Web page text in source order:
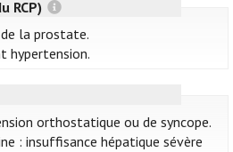
RCP)
la prostate.
hypertension.
orthostatique ou de syncope.
: insuffisance hépatique sévère